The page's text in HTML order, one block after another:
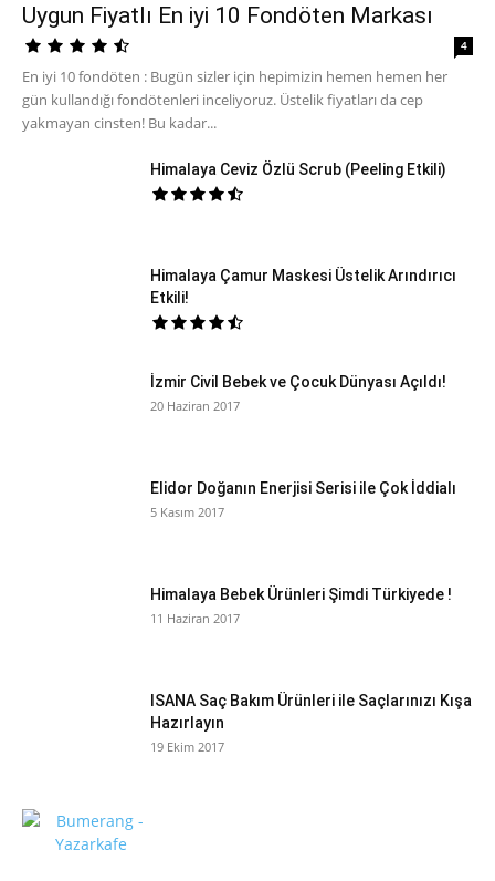
Uygun Fiyatlı En iyi 10 Fondöten Markası
4
En iyi 10 fondöten : Bugün sizler için hepimizin hemen hemen her
gün kullandığı fondötenleri inceliyoruz. Üstelik fiyatları da cep
yakmayan cinsten! Bu kadar...
Himalaya Ceviz Özlü Scrub (Peeling Etkili)
Himalaya Çamur Maskesi Üstelik Arındırıcı
Etkili!
İzmir Civil Bebek ve Çocuk Dünyası Açıldı!
20 Haziran 2017
Elidor Doğanın Enerjisi Serisi ile Çok İddialı
5 Kasım 2017
Himalaya Bebek Ürünleri Şimdi Türkiyede !
11 Haziran 2017
ISANA Saç Bakım Ürünleri ile Saçlarınızı Kışa
Hazırlayın
19 Ekim 2017